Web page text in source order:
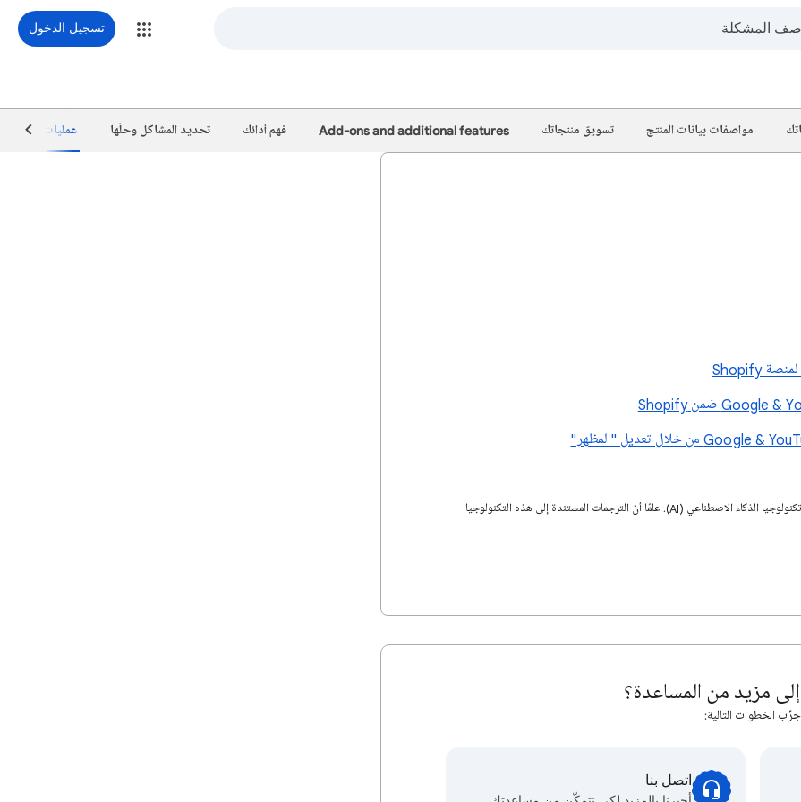
تسجيل الدخول
مواصفات بيانات المنتج تسويق منتجاتك Add-ons and additional features فهم أدائك تحديد المشاكل وحلّها عمليات دمج
قد تحتوي هذه الصفحة على محتوى تمت ترجمته باستخدام تكنولوجيا الذكاء الاصطناعي (AI). علمًا أنّ الترجمات المستندة إلى هذه التكنولوجيا
مزيد من المساعدة؟
جرِّب الخطوات التالية:
اتصل بنا